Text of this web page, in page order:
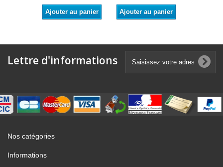
Ajouter au panier Ajouter au panier
Lettre d'informations
Nos catégories
Informations